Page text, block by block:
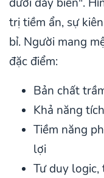
trị tiềm ẩn, sự
bỉ. Người mang
đặc điểm:
Bản chất
Khả năng
Tiềm năng
lợi
Tư duy